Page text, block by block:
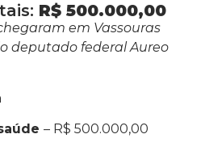
R$ 500.000,00
em Vassouras
deputado federal Aureo
– R$ 500.000,00